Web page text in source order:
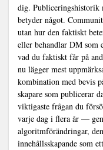
dig. Publiceringshistorik
betyder något.
utan hur den faktiskt
eller behandlar DM
vad du faktiskt får på
nu lägger mest
kombination med bevis
skapare som publicerar
viktigaste frågan du
varje dag i flera år —
algoritmförändringar,
innehållsskapande som